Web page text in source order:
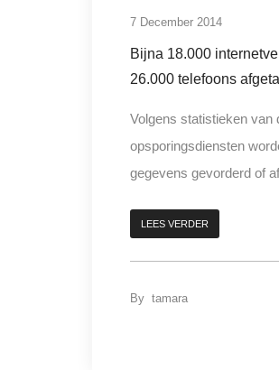
7 December 2014
Bijna 18.000
26.000 telefoons
Volgens statistieken van
opsporingsdiensten
gegevens gevorderd of
LEES VERDER
By tamara